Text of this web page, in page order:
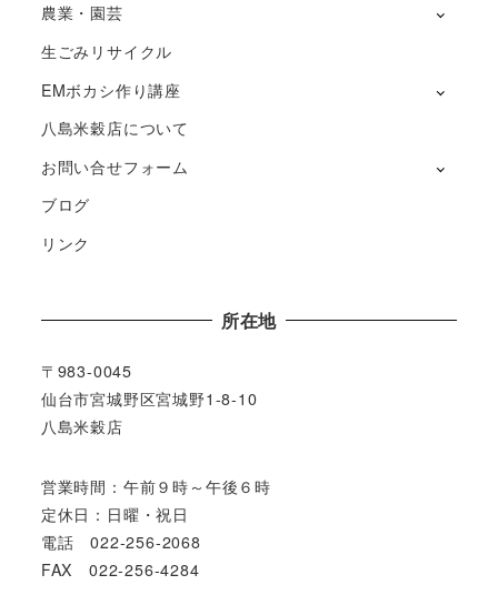
農業・園芸
生ごみリサイクル
EMボカシ作り講座
八島米穀店について
お問い合せフォーム
ブログ
リンク
所在地
〒983-0045
仙台市宮城野区宮城野1-8-10
八島米穀店
営業時間：午前９時～午後６時
定休日：日曜・祝日
電話 022-256-2068
FAX 022-256-4284